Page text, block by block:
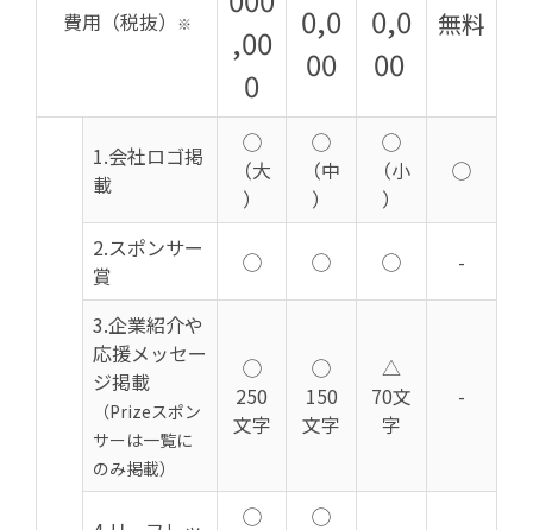
費用（税抜） ※
,00
0
0,0
00
0,0
00
無料
1.会社ロゴ掲
載
◯
（大
）
◯
（中
）
◯
（小
）
◯
2.スポンサー
賞
◯ ◯ ◯ -
3.企業紹介や
応援メッセー
ジ掲載
（Prizeスポン
サーは一覧に
のみ掲載）
◯
250
文字
◯
150
文字
△
70文
字
-
◯
◯